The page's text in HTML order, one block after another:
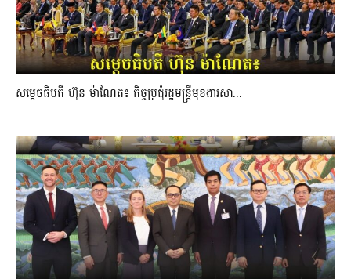
សម្ដេចធិបតី ហ៊ុន ម៉ាណែត៖ កិច្ចប្រជុំរដ្ឋមន្ត្រីមុខងារសា...